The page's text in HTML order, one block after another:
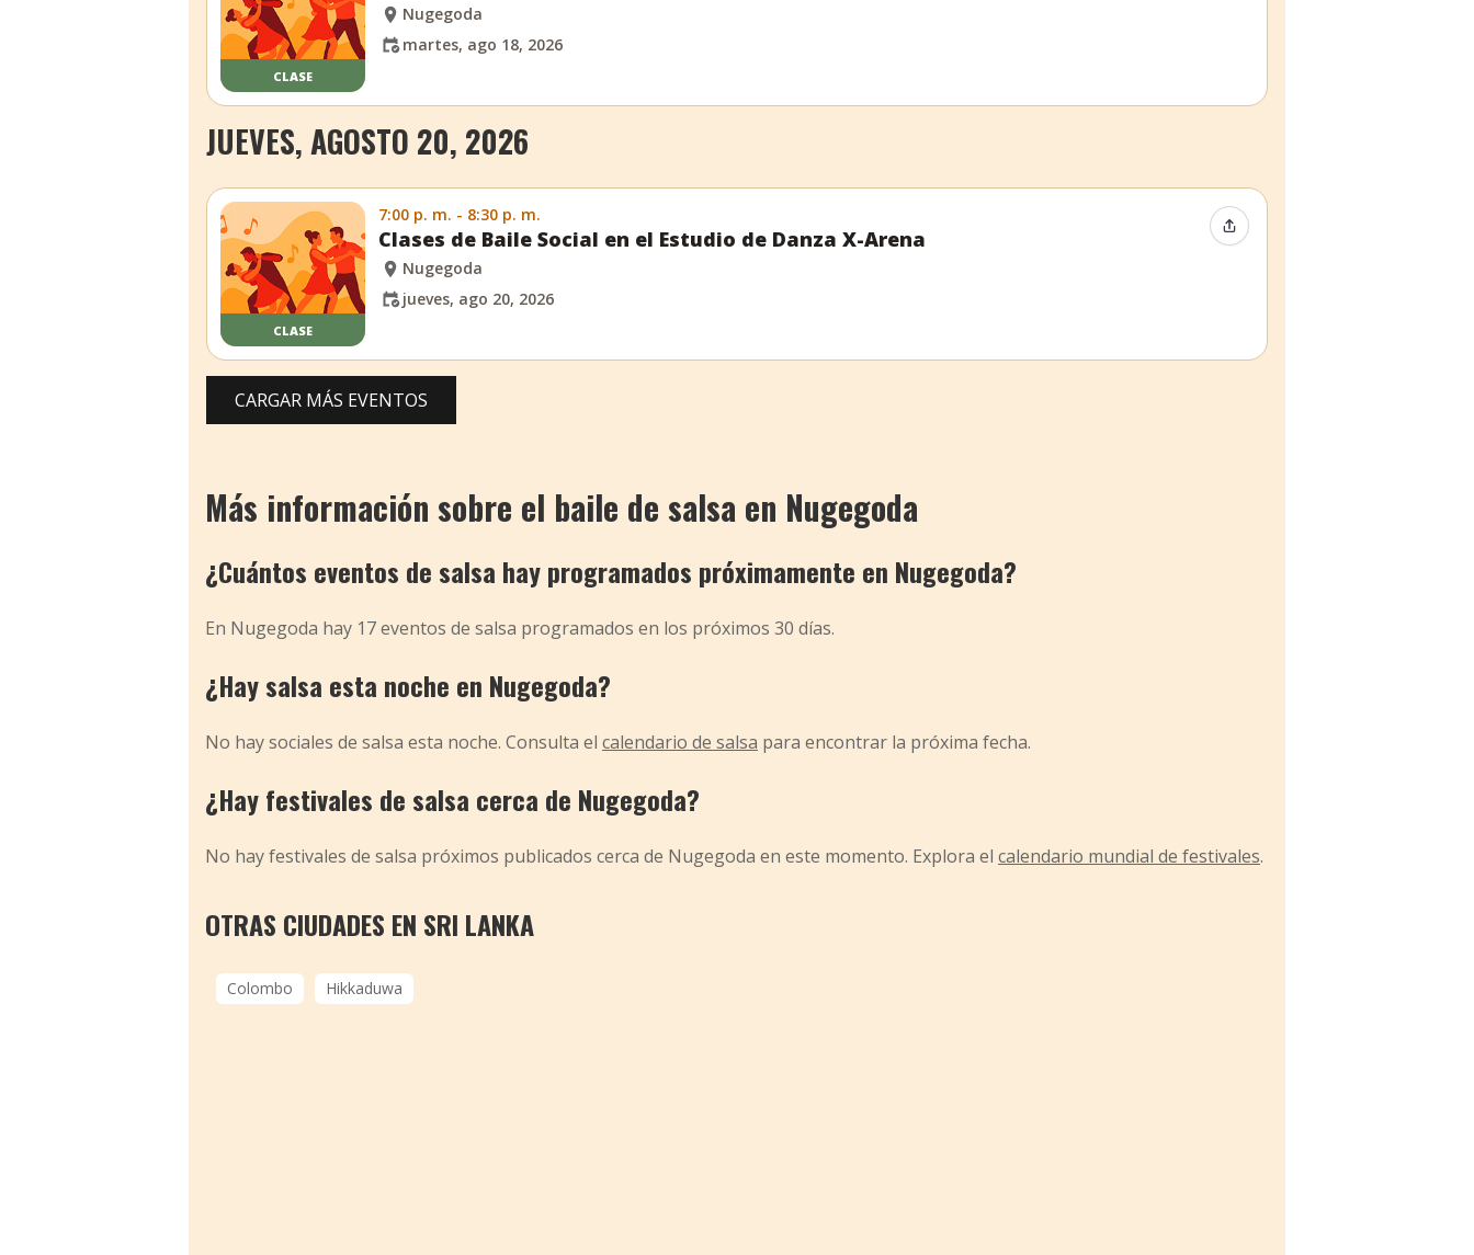
CLASE
Nugegoda
martes, ago 18, 2026
JUEVES, AGOSTO 20, 2026
CLASE
7:00 p. m. - 8:30 p. m.
Clases de Baile Social en el Estudio de Danza X-Arena
Nugegoda
jueves, ago 20, 2026
Compartir evento
CARGAR MÁS EVENTOS
Más información sobre el baile de salsa en Nugegoda
¿Cuántos eventos de salsa hay programados próximamente en Nugegoda?
En Nugegoda hay 17 eventos de salsa programados en los próximos 30 días.
¿Hay salsa esta noche en Nugegoda?
No hay sociales de salsa esta noche. Consulta el calendario de salsa para encontrar la próxima fecha.
¿Hay festivales de salsa cerca de Nugegoda?
No hay festivales de salsa próximos publicados cerca de Nugegoda en este momento. Explora el calendario mundial de festivales.
OTRAS CIUDADES EN SRI LANKA
Colombo Hikkaduwa